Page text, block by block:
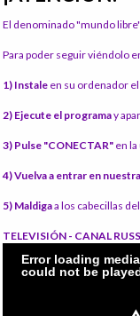
El denominado "mundo
Para poder seguir viéndolo
1) Instale en su ordenador
2) Ejecute el programay
3) Pulse "CONECTAR" en
4) Vuelva a entrar en
5) Maldigaa los cabecillas
TELEVISIÓN - CANAL